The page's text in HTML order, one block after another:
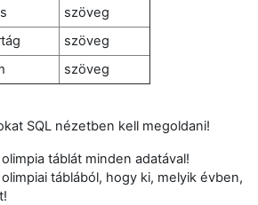
szöveg
szöveg
szöveg
SQL nézetben kell megoldani!
táblát minden adatával!
táblából, hogy ki, melyik évben,